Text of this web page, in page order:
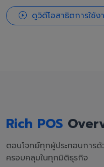
ดูวิดีโอสาธิตการใช้
Rich POS
ตอบโจทย์ทุกผู้ประกอบการ
ครอบคลุมในทุกมิติธุรกิจ